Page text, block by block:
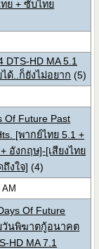
ทย + ซับไทย
DTS-HD MA 5.1
ด้..ก็ยังไม่อยาก (5)
Of Future Past
[พากย์ไทย 5.1 +
อังกฤษ]-[เสียงไทย
งใจ] (4)
Of Future
วันพิฆาตกู้อนาคต
HD MA 7.1